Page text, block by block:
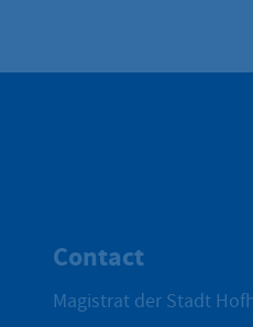
Contact
Magistrat der Stadt